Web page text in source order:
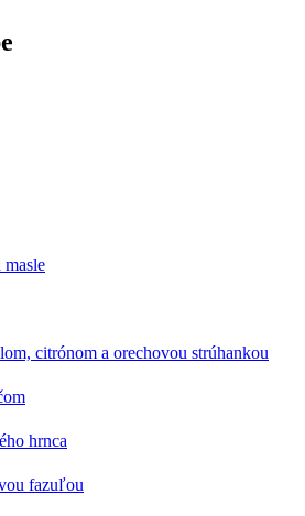
masle
citrónom a orechovou strúhankou
hrnca
fazuľou